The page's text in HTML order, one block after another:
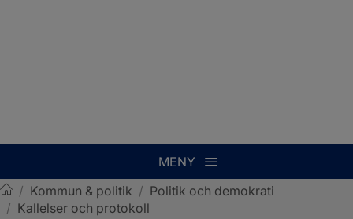
MENY
Sotenäs kommun
/ Kommun & politik / Politik och demokrati
/ Kallelser och protokoll